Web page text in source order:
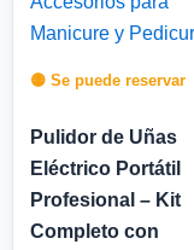
🟡 Se puede reservar
Pulidor de Uñas
Eléctrico Portátil
Profesional – Kit
Completo con